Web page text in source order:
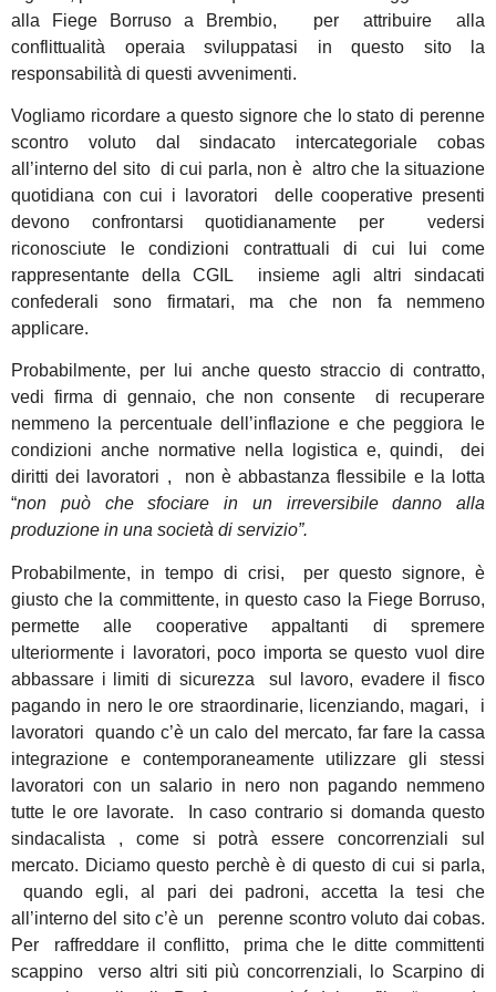
alla Fiege Borruso a Brembio, per attribuire alla
conflittualità operaia sviluppatasi in questo sito la
responsabilità di questi avvenimenti.
Vogliamo ricordare a questo signore che lo stato di perenne
scontro voluto dal sindacato intercategoriale cobas
all’interno del sito di cui parla, non è altro che la situazione
quotidiana con cui i lavoratori delle cooperative presenti
devono confrontarsi quotidianamente per vedersi
riconosciute le condizioni contrattuali di cui lui come
rappresentante della CGIL insieme agli altri sindacati
confederali sono firmatari, ma che non fa nemmeno
applicare.
Probabilmente, per lui anche questo straccio di contratto,
vedi firma di gennaio, che non consente di recuperare
nemmeno la percentuale dell’inflazione e che peggiora le
condizioni anche normative nella logistica e, quindi, dei
diritti dei lavoratori , non è abbastanza flessibile e la lotta
“non può che sfociare in un irreversibile danno alla
produzione in una società di servizio”.
Probabilmente, in tempo di crisi, per questo signore, è
giusto che la committente, in questo caso la Fiege Borruso,
permette alle cooperative appaltanti di spremere
ulteriormente i lavoratori, poco importa se questo vuol dire
abbassare i limiti di sicurezza sul lavoro, evadere il fisco
pagando in nero le ore straordinarie, licenziando, magari, i
lavoratori quando c’è un calo del mercato, far fare la cassa
integrazione e contemporaneamente utilizzare gli stessi
lavoratori con un salario in nero non pagando nemmeno
tutte le ore lavorate. In caso contrario si domanda questo
sindacalista , come si potrà essere concorrenziali sul
mercato. Diciamo questo perchè è di questo di cui si parla,
quando egli, al pari dei padroni, accetta la tesi che
all’interno del sito c’è un perenne scontro voluto dai cobas.
Per raffreddare il conflitto, prima che le ditte committenti
scappino verso altri siti più concorrenziali, lo Scarpino di